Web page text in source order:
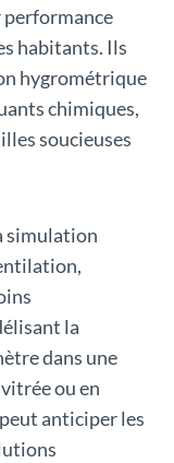
performance
habitants. Ils
hygrométrique
chimiques,
soucieuses
simulation
la
dans une
ou en
anticiper les